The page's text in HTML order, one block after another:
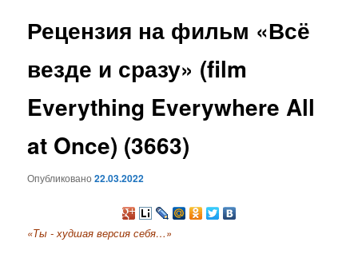
основному
Рецензия на фильм «Всё
везде и сразу» (film
Everything Everywhere All
at Once) (3663)
Опубликовано22.03.2022
«Ты - худшая версия себя…»